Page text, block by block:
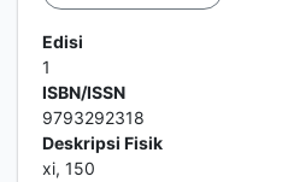
Edisi
1
ISBN/ISSN
9793292318
Deskripsi Fisik
xi, 150